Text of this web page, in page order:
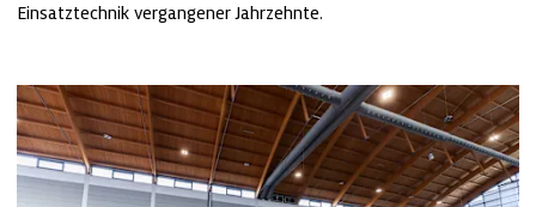
Einsatztechnik vergangener Jahrzehnte.